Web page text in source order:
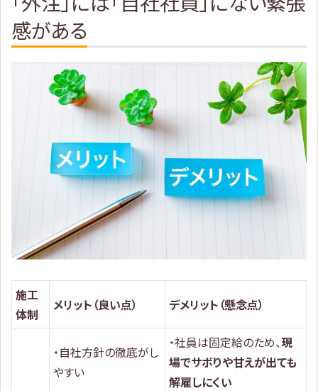
感がある
施工
体制
メリット（良い点） デメリット（懸念点）
・自社方針の徹底がし
やすい
・社員は固定給のため、現
場でサボりや甘えが出ても
解雇しにくい